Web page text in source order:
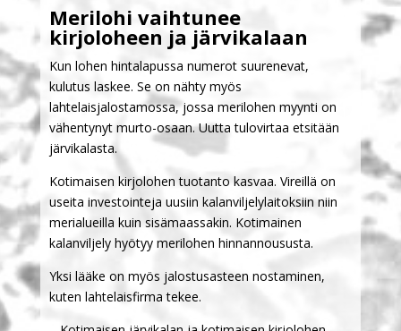
Merilohi vaihtunee
kirjoloheen ja järvikalaan
Kun lohen hintalapussa numerot suurenevat,
kulutus laskee. Se on nähty myös
lahtelaisjalostamossa, jossa merilohen myynti on
vähentynyt murto-osaan. Uutta tulovirtaa etsitään
järvikalasta.
Kotimaisen kirjolohen tuotanto kasvaa. Vireillä on
useita investointeja uusiin kalanviljelylaitoksiin niin
merialueilla kuin sisämaassakin. Kotimainen
kalanviljely hyötyy merilohen hinnannoususta.
Yksi lääke on myös jalostusasteen nostaminen,
kuten lahtelaisfirma tekee.